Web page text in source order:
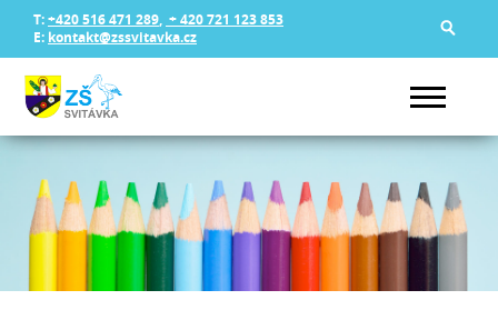
T:+420 516 471 289, + 420 721 123 853
E: kontakt@zssvitavka.cz